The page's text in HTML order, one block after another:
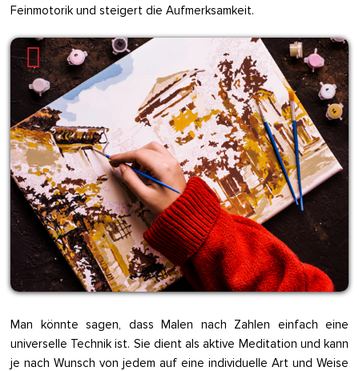
Feinmotorik und steigert die Aufmerksamkeit.
Man könnte sagen, dass Malen nach Zahlen einfach eine
universelle Technik ist. Sie dient als aktive Meditation und kann
je nach Wunsch von jedem auf eine individuelle Art und Weise